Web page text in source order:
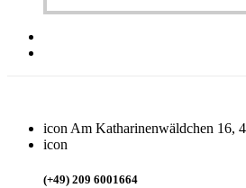
icon Am Katharinenwäldchen 16,
icon
(+49) 209 6001664